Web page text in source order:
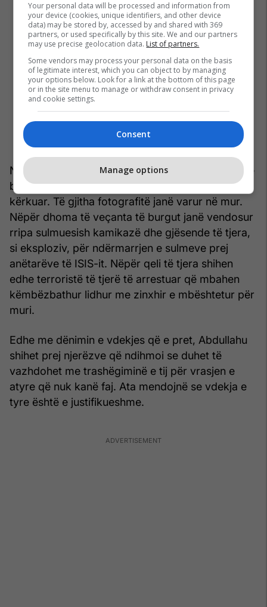
Në korridorin që çon drejt zyrave të drejtuesve të
burgut janë vendosur fotografitë e terroristëve të
kërkuar. Të gjitha fotografitë janë varur në mur.
Nëpër dhoma të veçanta të burgut janë vendosur
rripa sulmuesish kamikazë dhe gjësende të tjera,
si eksploziv, për ndërmarrjen e sulmeve prej
anëtarëve të ISIS-it. Nëpër qeli të tjera shihen
edhe terroristë të tjerë të arrestuar që mbahen
këmbëzbathur lidhur me zinxhir e mbështetur për
muri.
Edhe me dënimin e vdekjes që e pret, Abdullahu
shihet prej njerëzve që ndihmoi se duhet të
vazhdohet me trashëgiminë e tij për vrasjen e
atyre që nuk kanë faj. Ata mendojnë se vdekja e
tyre është e justifikueshme.
Your personal data will be processed and information from
your device (cookies, unique identifiers, and other device
data) may be stored by, accessed by and shared with 369
partners, or used specifically by this site. We and our partners
may use precise geolocation data. List of partners.
Some vendors may process your personal data on the basis
of legitimate interest, which you can object to by managing
your options below. Look for a link at the bottom of this page
or in the site menu to manage or withdraw consent in privacy
and cookie settings.
Consent
Manage options